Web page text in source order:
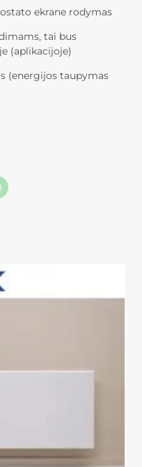
ekrane rodymas
tai bus
(aplikacijoje)
(energijos taupymas